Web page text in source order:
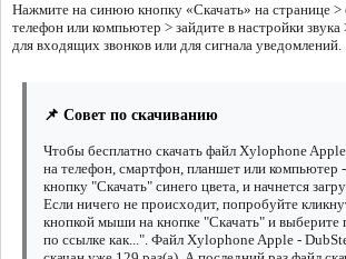
Нажмите на синюю кнопку «Скачать» на странице >
телефон или компьютер > зайдите в настройки звука
для входящих звонков или для сигнала уведомлений.
📌 Совет по скачиванию
Чтобы бесплатно скачать файл Xylophone
на телефон, смартфон, планшет или компьютер
кнопку "Скачать" синего цвета, и начнется
Если ничего не происходит, попробуйте
кнопкой мыши на кнопке "Скачать" и выберите
по ссылке как...". Файл Xylophone Apple -